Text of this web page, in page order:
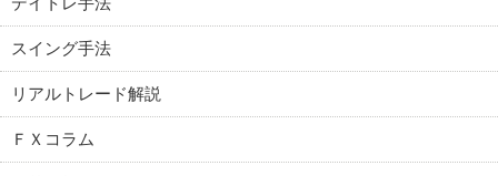
スイング手法
リアルトレード解説
ＦＸコラム